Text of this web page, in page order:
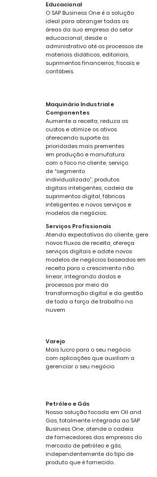
Educacional
O SAP Business One é a solução
ideal para abranger todas as
áreas da sua empresa do setor
educacional, desde o
administrativo até os processos de
materiais didáticos, editoriais,
suprimentos financeiros, fiscais e
contábeis.
Maquinário Industrial e
Componentes
Aumente a receita, reduza os
custos e otimize os ativos
oferecendo suporte às
prioridades mais prementes
em produção e manufatura
com o foco no cliente, serviço
de “segmento
individualizado”, produtos
digitais inteligentes, cadeia de
suprimentos digital, fábricas
inteligentes e novos serviços e
modelos de negócios.
Serviços Profissionais
Atenda expectativas do cliente, gere
novos fluxos de receita, ofereça
serviços digitais e adote novos
modelos de negócios baseados em
receita para o crescimento não
linear, integrando dados e
processos por meio da
transformação digital e da gestão
de toda a força de trabalho na
nuvem
Varejo
Mais lucro para o seu negócio
com aplicações que auxiliam a
gerenciar o seu negócio
Petróleo e Gás
Nossa solução focada em Oil and
Gas, totalmente integrada ao SAP
Business One, atende a cadeia
de fornecedores das empresas do
mercado de petróleo e gás,
independentemente do tipo de
produto que é fornecido.